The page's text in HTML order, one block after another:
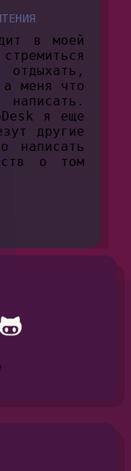
в моей
а меня что
написать.
я еще
другие
написать
о том